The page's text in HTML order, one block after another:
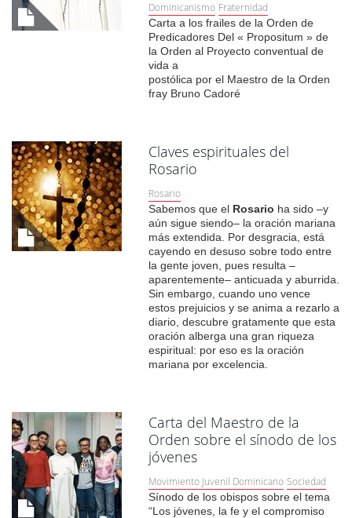
Dominicanismo Fraternidad
Carta a los frailes de la Orden de
Predicadores Del « Propositum » de
la Orden al Proyecto conventual de
vida a
postólica por el Maestro de la Orden
fray Bruno Cadoré
Claves espirituales del
Rosario
Rosario
Sabemos que el Rosario ha sido –y
aún sigue siendo– la oración mariana
más extendida. Por desgracia, está
cayendo en desuso sobre todo entre
la gente joven, pues resulta –
aparentemente– anticuada y aburrida.
Sin embargo, cuando uno vence
estos prejuicios y se anima a rezarlo a
diario, descubre gratamente que esta
oración alberga una gran riqueza
espiritual: por eso es la oración
mariana por excelencia.
Carta del Maestro de la
Orden sobre el sínodo de los
jóvenes
Movimiento Juvenil Dominicano Sociedad
Sínodo de los obispos sobre el tema
“Los jóvenes, la fe y el compromiso